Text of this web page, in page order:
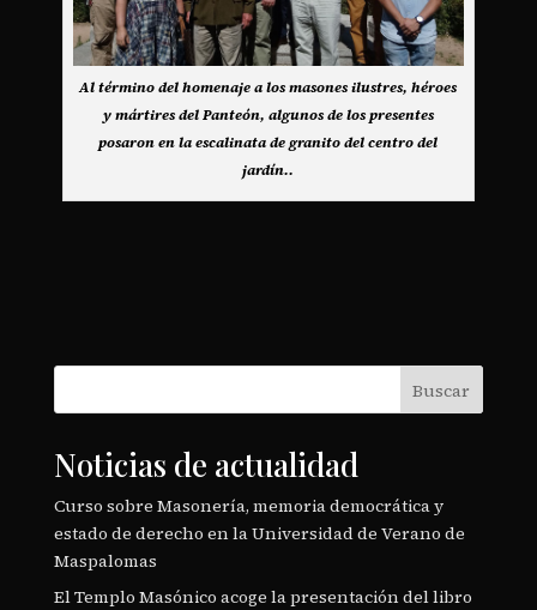
Al término del homenaje a los masones ilustres, héroes
y mártires del Panteón, algunos de los presentes
posaron en la escalinata de granito del centro del
jardín..
Buscar
Noticias de actualidad
Curso sobre Masonería, memoria democrática y
estado de derecho en la Universidad de Verano de
Maspalomas
El Templo Masónico acoge la presentación del libro